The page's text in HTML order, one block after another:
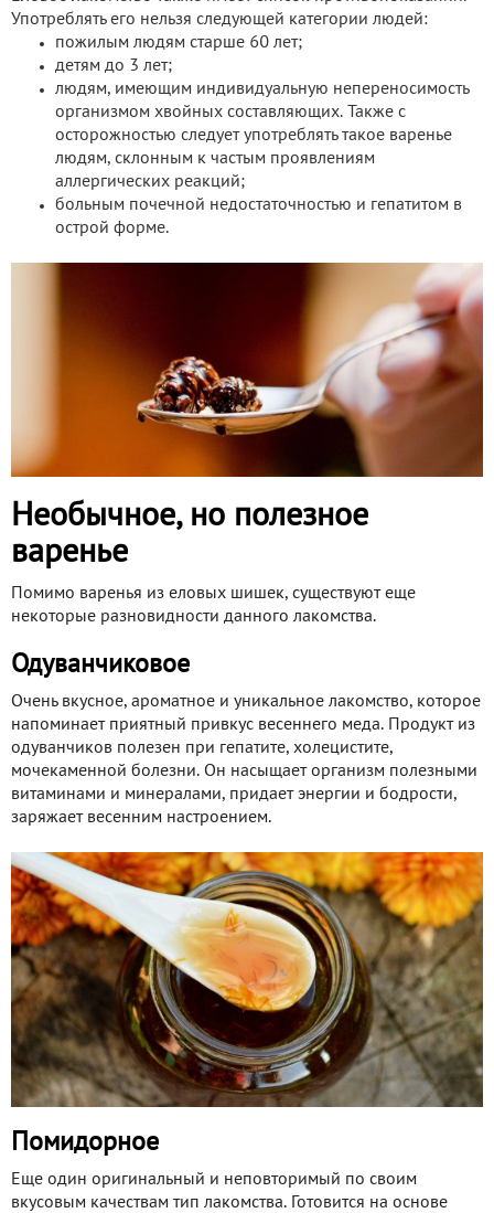
Употреблять его нельзя следующей категории людей:
пожилым людям старше 60 лет;
детям до 3 лет;
людям, имеющим индивидуальную непереносимость
организмом хвойных составляющих. Также с
осторожностью следует употреблять такое варенье
людям, склонным к частым проявлениям
аллергических реакций;
больным почечной недостаточностью и гепатитом в
острой форме.
Необычное, но полезное
варенье
Помимо варенья из еловых шишек, существуют еще
некоторые разновидности данного лакомства.
Одуванчиковое
Очень вкусное, ароматное и уникальное лакомство, которое
напоминает приятный привкус весеннего меда. Продукт из
одуванчиков полезен при гепатите, холецистите,
мочекаменной болезни. Он насыщает организм полезными
витаминами и минералами, придает энергии и бодрости,
заряжает весенним настроением.
Помидорное
Еще один оригинальный и неповторимый по своим
вкусовым качествам тип лакомства. Готовится на основе